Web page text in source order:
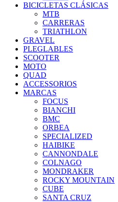
BICICLETAS CLÁSICAS
MTB
CARRERAS
TRIATHLON
GRAVEL
PLEGLABLES
SCOOTER
MOTO
QUAD
ACCESSORIOS
MARCAS
FOCUS
BIANCHI
BMC
ORBEA
SPECIALIZED
HAIBIKE
CANNONDALE
COLNAGO
MONDRAKER
ROCKY MOUNTAIN
CUBE
SANTA CRUZ